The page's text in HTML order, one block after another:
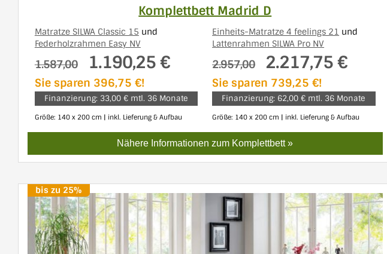
Komplettbett Madrid D
Matratze SILWA Classic 15 und
Federholzrahmen Easy NV
1.587,00 1.190,25 €
Sie sparen 396,75 €!
Finanzierung: 33,00 € mtl. 36 Monate
Größe: 140 x 200 cm | inkl. Lieferung & Aufbau
Einheits-Matratze 4 feelings 21 und
Lattenrahmen SILWA Pro NV
2.957,00 2.217,75 €
Sie sparen 739,25 €!
Finanzierung: 62,00 € mtl. 36 Monate
Größe: 140 x 200 cm | inkl. Lieferung & Aufbau
Nähere Informationen zum Komplettbett »
bis zu 25%